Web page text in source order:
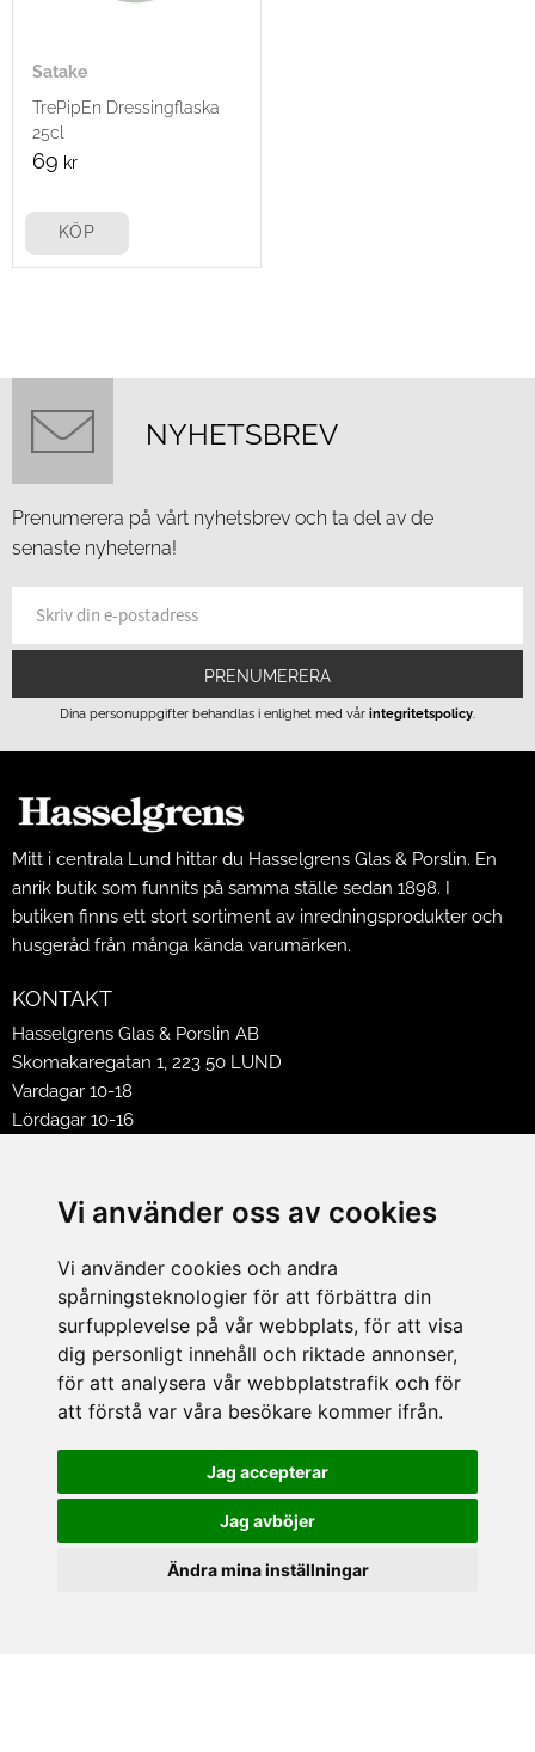
Vi använder oss av cookies
Vi använder cookies och andra
spårningsteknologier för att förbättra din
surfupplevelse på vår webbplats, för att visa
dig personligt innehåll och riktade annonser,
för att analysera vår webbplatstrafik och för
att förstå var våra besökare kommer ifrån.
Jag accepterar
Jag avböjer
Ändra mina inställningar
Satake
TrePipEn Dressingflaska
25cl
69 kr
KÖP
NYHETSBREV
Prenumerera på vårt nyhetsbrev och ta del av de
senaste nyheterna!
PRENUMERERA
Dina personuppgifter behandlas i enlighet med vår integritetspolicy.
Mitt i centrala Lund hittar du Hasselgrens Glas & Porslin. En
anrik butik som funnits på samma ställe sedan 1898. I
butiken finns ett stort sortiment av inredningsprodukter och
husgeråd från många kända varumärken.
KONTAKT
Hasselgrens Glas & Porslin AB
Skomakaregatan 1, 223 50 LUND
Vardagar 10-18
Lördagar 10-16
Tel: 046150250
FÖLJ OSS PÅ:
INFORMATION
Om oss
Köpvillkor
Leveranser, reklamationer & returer